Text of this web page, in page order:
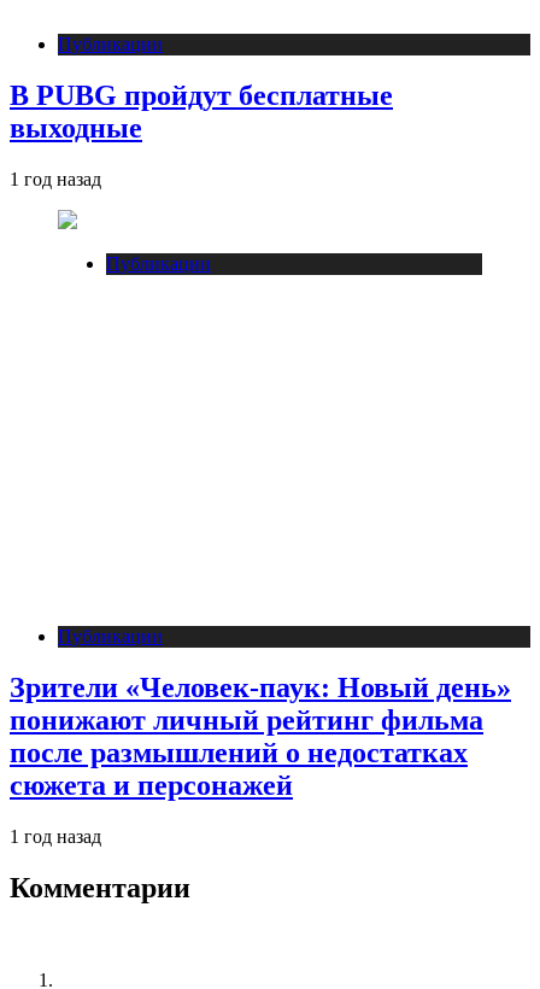
Публикации
В PUBG пройдут бесплатные
выходные
1 год назад
Публикации
Публикации
Зрители «Человек-паук: Новый день»
понижают личный рейтинг фильма
после размышлений о недостатках
сюжета и персонажей
1 год назад
Комментарии